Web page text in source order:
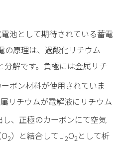
池として期待されている蓄電
の原理は、過酸化リチウム
分解です。負極には金属リチ
ボン材料が使用されていま
リチウムが電解液にリチウム
し、正極のカーボンにて空気
2）と結合してLi2O2として析